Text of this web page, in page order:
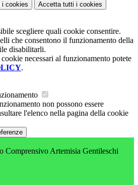
i cookies Accetta tutti i cookies
scegliere quali cookie consentire.
che consentono il funzionamento della
disabilitarli.
necessari al funzionamento potete
.
non possono essere
l'elenco nella pagina della cookie
Comprensivo Artemisia Gentileschi